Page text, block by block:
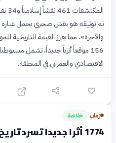
تم توثيقه هو نقش صخري يحمل عبارة
والآخرة»، مما يعزز القيمة التاريخية
156 موقعاً أثرياً جديداً، تشمل
الاقتصادي والعمراني في المنطقة.
زمان› خلاصة
1774 أثراً جديداً تسرد تاريخ المهد السعودي